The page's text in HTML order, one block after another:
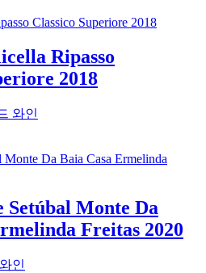
Ripasso
2018
와인
Setúbal Monte Da
Freitas 2020
인